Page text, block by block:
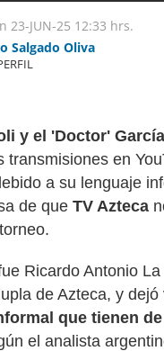
23-JUN-25 12:33 hrs.
Salgado Oliva
y el 'Doctor' García
transmisiones en
a su lenguaje
de que TV Azteca
Ricardo Antonio
de Azteca, y
que tienen
el analista